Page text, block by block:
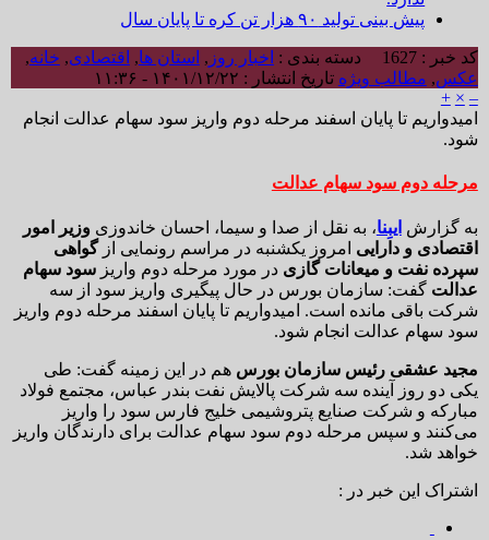
پیش بینی تولید ۹۰ هزار تن کره تا پایان سال
کد خبر : 1627 دسته بندی : اخبار روز , استان ها, اقتصادی, خانه,
عکس, مطالب ویژه تاریخ انتشار : ۱۴۰۱/۱۲/۲۲ - ۱۱:۳۶
–
×
+
امیدواریم تا پایان اسفند مرحله دوم واریز سود سهام عدالت انجام
شود.
مرحله دوم سود سهام عدالت
به گزارش ایبِنا، به نقل از صدا و سیما، احسان خاندوزیوزیر امور
اقتصادی و دارایی امروز یکشنبه در مراسم رونمایی از گواهی
سپرده نفت و میعانات گازی در مورد مرحله دوم واریز سود سهام
عدالت گفت: سازمان بورس در حال پیگیری واریز سود از سه
شرکت باقی مانده است. امیدواریم تا پایان اسفند مرحله دوم واریز
سود سهام عدالت انجام شود.
مجید عشقی رئیس سازمان بورسهم در این زمینه گفت: طی
یکی دو روز آینده سه شرکت پالایش نفت بندر عباس، مجتمع فولاد
مبارکه و شرکت صنایع پتروشیمی خلیج فارس سود را واریز
می‌کنند و سپس مرحله دوم سود سهام عدالت برای دارندگان واریز
خواهد شد.
اشتراک این خبر در :